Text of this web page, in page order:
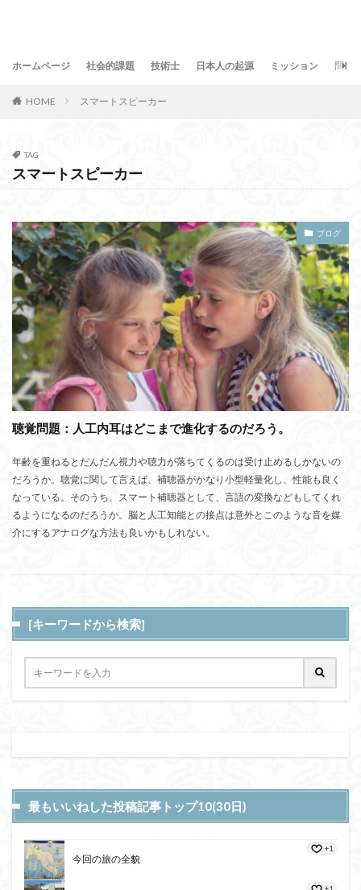
ホームページ 社会的課題 技術士 日本人の起源 ミッション 問合
HOME スマートスピーカー
TAG
スマートスピーカー
ブログ
聴覚問題：人工内耳はどこまで進化するのだろう。
年齢を重ねるとだんだん視力や聴力が落ちてくるのは受け止めるしかないの
だろうか。聴覚に関して言えば、補聴器がかなり小型軽量化し、性能も良く
なっている。そのうち、スマート補聴器として、言語の変換などもしてくれ
るようになるのだろうか。脳と人工知能との接点は意外とこのような音を媒
介にするアナログな方法も良いかもしれない。
[キーワードから検索]
最もいいねした投稿記事トップ10(30日)
今回の旅の全貌
+1